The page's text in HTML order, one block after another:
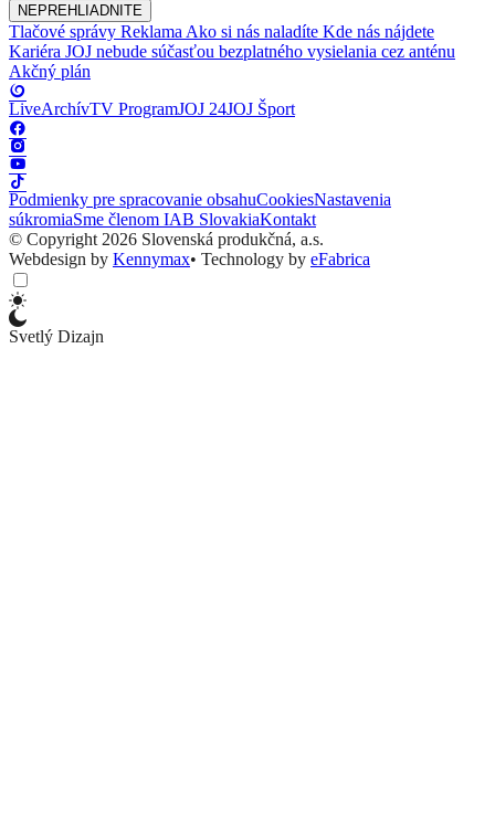
NEPREHLIADNITE
Tlačové správy Reklama Ako si nás naladíte Kde nás nájdete
Kariéra JOJ nebude súčasťou bezplatného vysielania cez anténu
Akčný plán
LiveArchívTV ProgramJOJ 24JOJ Šport
Podmienky pre spracovanie obsahuCookiesNastavenia
súkromiaSme členom IAB SlovakiaKontakt
© Copyright 2026 Slovenská produkčná, a.s.
Webdesign by Kennymax• Technology by eFabrica
Svetlý Dizajn